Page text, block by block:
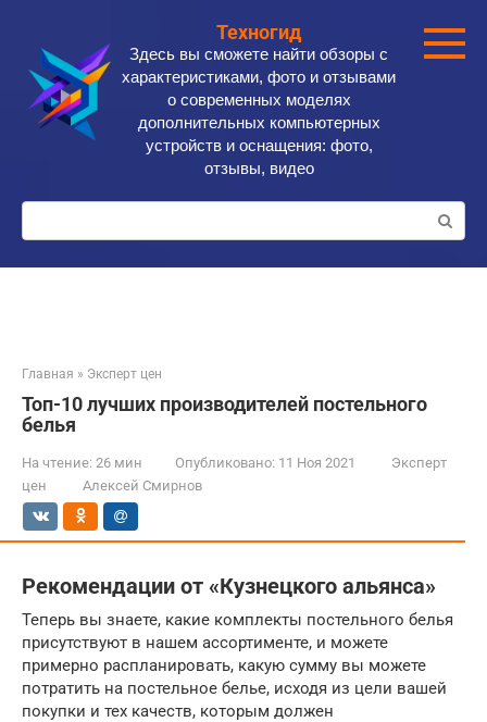
контенту
Техногид
Здесь вы сможете найти обзоры с
характеристиками, фото и отзывами
о современных моделях
дополнительных компьютерных
устройств и оснащения: фото,
отзывы, видео
Поиск:
Главная » Эксперт цен
Топ-10 лучших производителей постельного
белья
На чтение: 26 мин Опубликовано: 11 Ноя 2021
Эксперт
цен
Алексей Смирнов
Рекомендации от «Кузнецкого альянса»
Теперь вы знаете, какие комплекты постельного белья
присутствуют в нашем ассортименте, и можете
примерно распланировать, какую сумму вы можете
потратить на постельное белье, исходя из цели вашей
покупки и тех качеств, которым должен